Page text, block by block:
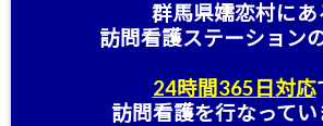
群馬県嬬恋村にあ
訪問看護ステーション
24時間365日対応
訪問看護を行なってい